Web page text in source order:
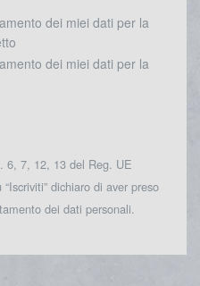
dei miei dati per la
dei miei dati per la
6, 7, 12, 13 del Reg. UE
dichiaro di aver preso
dei dati personali.